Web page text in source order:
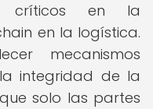
críticos en la
en la logística.
mecanismos
integridad de la
solo las partes